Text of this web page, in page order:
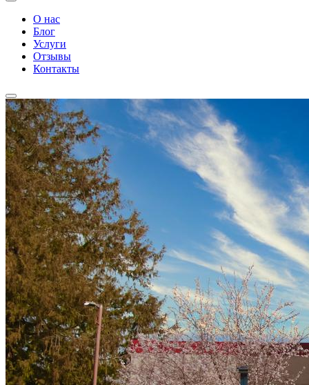
О нас
Блог
Услуги
Отзывы
Контакты